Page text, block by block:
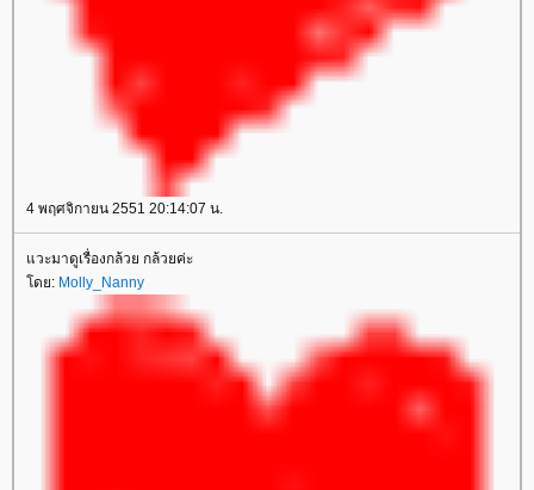
4 พฤศจิกายน 2551 20:14:07 น.
แวะมาดูเรื่องกล้วย กล้วยค่ะ
โดย: Molly_Nanny